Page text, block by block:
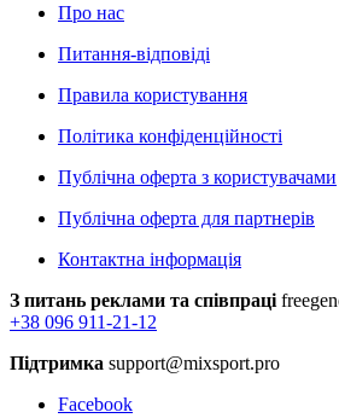
Про нас
Питання-відповіді
Правила користування
Політика конфіденційності
Публічна оферта з користувачами
Публічна оферта для партнерів
Контактна інформація
З питань реклами та співпраці
+38 096 911-21-12
Підтримка support@mixsport.pro
Facebook